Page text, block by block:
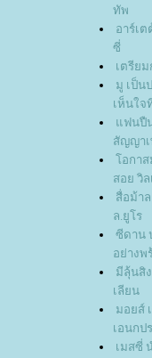
ทัพ
อาร์เ
ซี่
เตรีย
มู เป็น
เห็นใ
ฟนปืน
สัญญา
อกาส
สอย วิ
สื่อม้า
ล.ยูโร
ซีดาน
อย่างพ
มีลุ้นสิ
เลียน
มอยส์
เอนกป
เมสซี่